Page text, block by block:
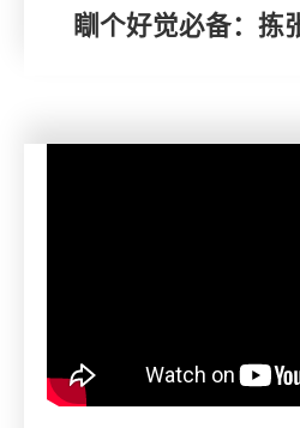
瞓个好觉必备：拣